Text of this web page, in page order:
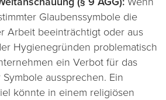
Glaubenssymbole die
Arbeit beeinträchtigt oder aus
Hygienegründen problematisch
ein Verbot für das
aussprechen. Ein
könnte in einem religiösen